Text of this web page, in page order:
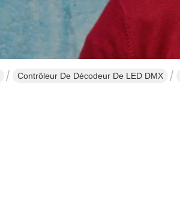
Contrôleur De Décodeur De LED DMX